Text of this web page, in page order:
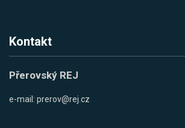
Kontakt
Přerovský REJ
e-mail: prerov@rej.cz